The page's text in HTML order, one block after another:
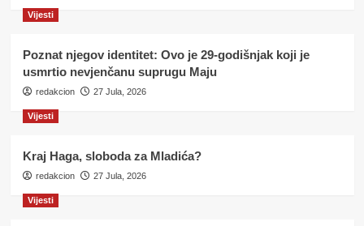
Vijesti
Poznat njegov identitet: Ovo je 29-godišnjak koji je
usmrtio nevjenčanu suprugu Maju
redakcion 27 Jula, 2026
Vijesti
Kraj Haga, sloboda za Mladića?
redakcion 27 Jula, 2026
Vijesti